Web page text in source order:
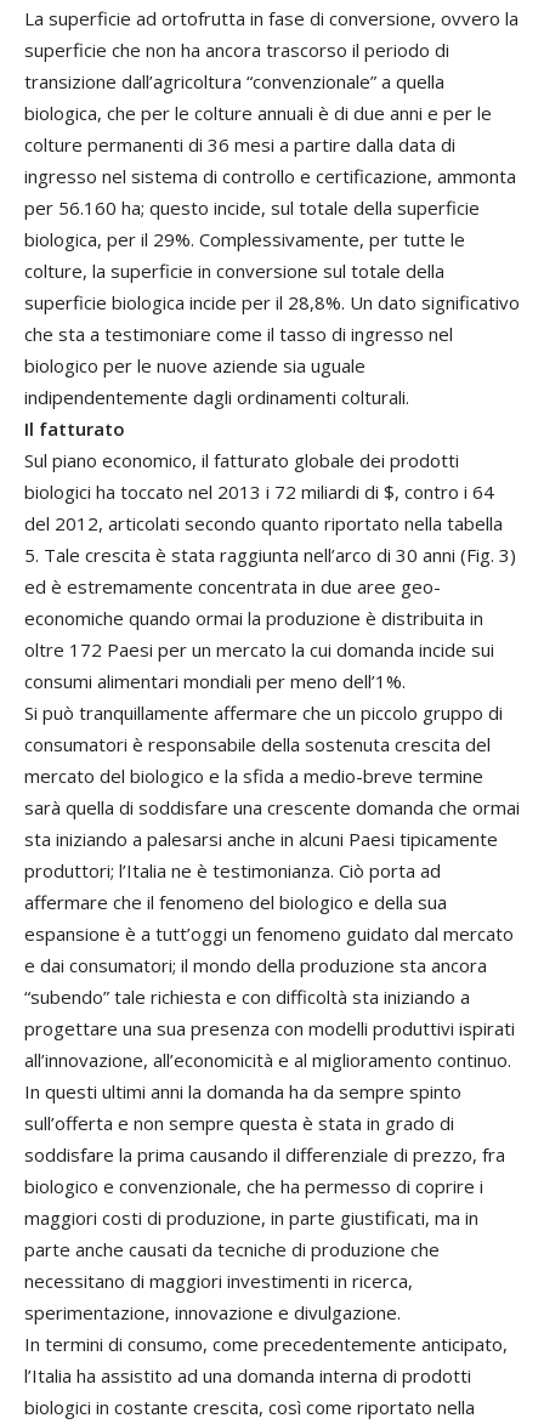
La superficie ad ortofrutta in fase di conversione, ovvero la
superficie che non ha ancora trascorso il periodo di
transizione dall’agricoltura “convenzionale” a quella
biologica, che per le colture annuali è di due anni e per le
colture permanenti di 36 mesi a partire dalla data di
ingresso nel sistema di controllo e certificazione, ammonta
per 56.160 ha; questo incide, sul totale della superficie
biologica, per il 29%. Complessivamente, per tutte le
colture, la superficie in conversione sul totale della
superficie biologica incide per il 28,8%. Un dato significativo
che sta a testimoniare come il tasso di ingresso nel
biologico per le nuove aziende sia uguale
indipendentemente dagli ordinamenti colturali.
Il fatturato
Sul piano economico, il fatturato globale dei prodotti
biologici ha toccato nel 2013 i 72 miliardi di $, contro i 64
del 2012, articolati secondo quanto riportato nella tabella
5. Tale crescita è stata raggiunta nell’arco di 30 anni (Fig. 3)
ed è estremamente concentrata in due aree geo-
economiche quando ormai la produzione è distribuita in
oltre 172 Paesi per un mercato la cui domanda incide sui
consumi alimentari mondiali per meno dell’1%.
Si può tranquillamente affermare che un piccolo gruppo di
consumatori è responsabile della sostenuta crescita del
mercato del biologico e la sfida a medio-breve termine
sarà quella di soddisfare una crescente domanda che ormai
sta iniziando a palesarsi anche in alcuni Paesi tipicamente
produttori; l’Italia ne è testimonianza. Ciò porta ad
affermare che il fenomeno del biologico e della sua
espansione è a tutt’oggi un fenomeno guidato dal mercato
e dai consumatori; il mondo della produzione sta ancora
“subendo” tale richiesta e con difficoltà sta iniziando a
progettare una sua presenza con modelli produttivi ispirati
all’innovazione, all’economicità e al miglioramento continuo.
In questi ultimi anni la domanda ha da sempre spinto
sull’offerta e non sempre questa è stata in grado di
soddisfare la prima causando il differenziale di prezzo, fra
biologico e convenzionale, che ha permesso di coprire i
maggiori costi di produzione, in parte giustificati, ma in
parte anche causati da tecniche di produzione che
necessitano di maggiori investimenti in ricerca,
sperimentazione, innovazione e divulgazione.
In termini di consumo, come precedentemente anticipato,
l’Italia ha assistito ad una domanda interna di prodotti
biologici in costante crescita, così come riportato nella